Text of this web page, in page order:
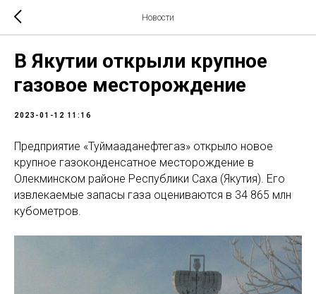
Новости
В Якутии открыли крупное
газовое месторождение
2023-01-12 11:16
Предприятие «Туймааданефтегаз» открыло новое
крупное газоконденсатное месторождение в
Олекминском районе Республики Саха (Якутия). Его
извлекаемые запасы газа оцениваются в 34 865 млн
кубометров.